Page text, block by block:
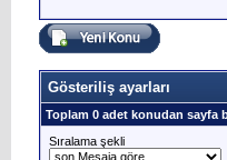
Gösteriliş ayarları
Toplam 0 adet konudan sayfa
Sıralama şekli